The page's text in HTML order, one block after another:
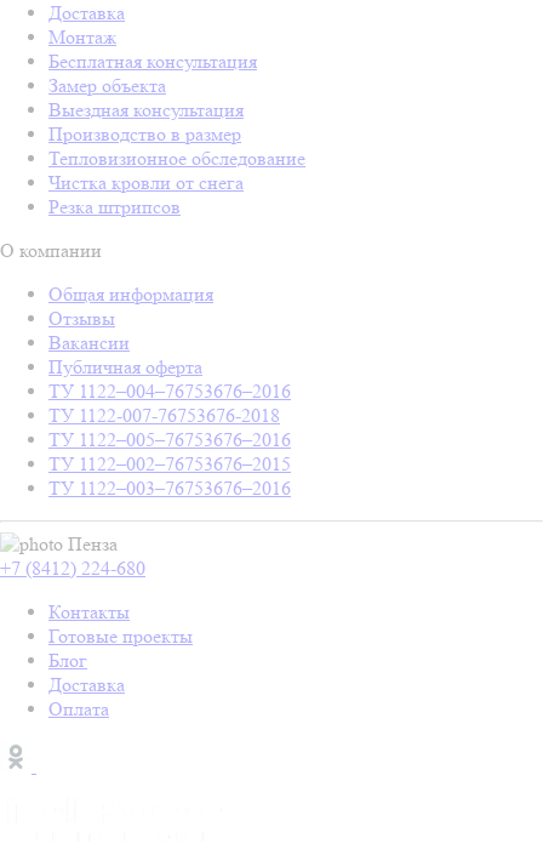
Доставка
Монтаж
Бесплатная консультация
Замер объекта
Выездная консультация
Производство в размер
Тепловизионное обследование
Чистка кровли от снега
Резка штрипсов
О компании
Общая информация
Отзывы
Вакансии
Публичная оферта
ТУ 1122–004–76753676–2016
ТУ 1122-007-76753676-2018
ТУ 1122–005–76753676–2016
ТУ 1122–002–76753676–2015
ТУ 1122–003–76753676–2016
Пенза
+7 (8412) 224-680
Контакты
Готовые проекты
Блог
Доставка
Оплата